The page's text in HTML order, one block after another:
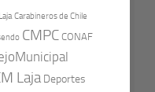
Carabineros de Chile
CMPC CONAF
Laja Deportes